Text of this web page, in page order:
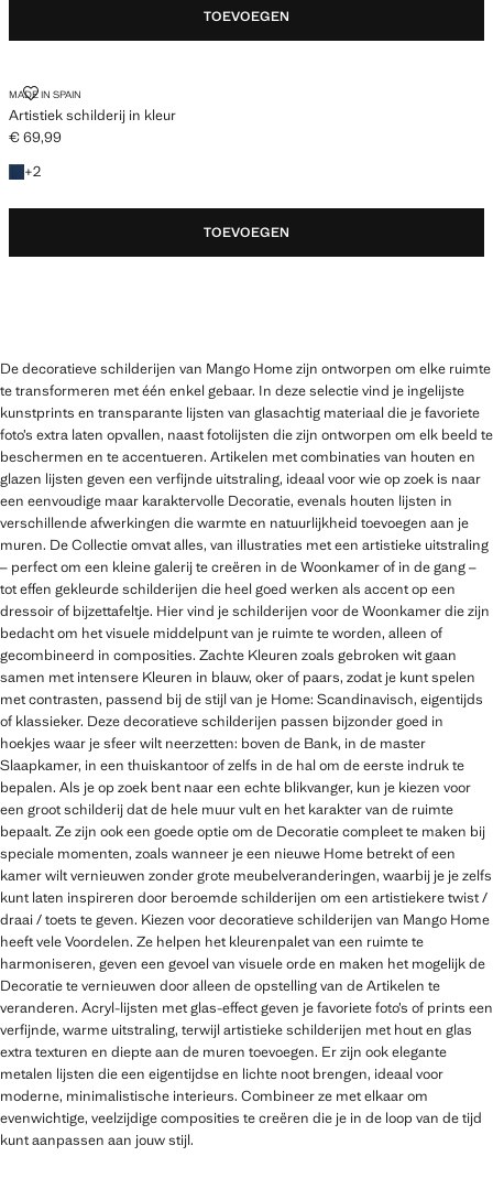
TOEVOEGEN
MADE IN SPAIN
Artistiek schilderij in kleur
ARTISTIEK SCHILDERIJ IN KLEUR
Huidige prijs [€ 69,99 ]
€ 69,99
+2
+ 2 kleuren
TOEVOEGEN
De decoratieve schilderijen van Mango Home zijn ontworpen om elke ruimte
te transformeren met één enkel gebaar. In deze selectie vind je ingelijste
kunstprints en transparante lijsten van glasachtig materiaal die je favoriete
foto’s extra laten opvallen, naast fotolijsten die zijn ontworpen om elk beeld te
beschermen en te accentueren. Artikelen met combinaties van houten en
glazen lijsten geven een verfijnde uitstraling, ideaal voor wie op zoek is naar
een eenvoudige maar karaktervolle Decoratie, evenals houten lijsten in
verschillende afwerkingen die warmte en natuurlijkheid toevoegen aan je
muren. De Collectie omvat alles, van illustraties met een artistieke uitstraling
– perfect om een kleine galerij te creëren in de Woonkamer of in de gang –
tot effen gekleurde schilderijen die heel goed werken als accent op een
dressoir of bijzettafeltje. Hier vind je schilderijen voor de Woonkamer die zijn
bedacht om het visuele middelpunt van je ruimte te worden, alleen of
gecombineerd in composities. Zachte Kleuren zoals gebroken wit gaan
samen met intensere Kleuren in blauw, oker of paars, zodat je kunt spelen
met contrasten, passend bij de stijl van je Home: Scandinavisch, eigentijds
of klassieker. Deze decoratieve schilderijen passen bijzonder goed in
hoekjes waar je sfeer wilt neerzetten: boven de Bank, in de master
Slaapkamer, in een thuiskantoor of zelfs in de hal om de eerste indruk te
bepalen. Als je op zoek bent naar een echte blikvanger, kun je kiezen voor
een groot schilderij dat de hele muur vult en het karakter van de ruimte
bepaalt. Ze zijn ook een goede optie om de Decoratie compleet te maken bij
speciale momenten, zoals wanneer je een nieuwe Home betrekt of een
kamer wilt vernieuwen zonder grote meubelveranderingen, waarbij je je zelfs
kunt laten inspireren door beroemde schilderijen om een artistiekere twist /
draai / toets te geven. Kiezen voor decoratieve schilderijen van Mango Home
heeft vele Voordelen. Ze helpen het kleurenpalet van een ruimte te
harmoniseren, geven een gevoel van visuele orde en maken het mogelijk de
Decoratie te vernieuwen door alleen de opstelling van de Artikelen te
veranderen. Acryl-lijsten met glas-effect geven je favoriete foto’s of prints een
verfijnde, warme uitstraling, terwijl artistieke schilderijen met hout en glas
extra texturen en diepte aan de muren toevoegen. Er zijn ook elegante
metalen lijsten die een eigentijdse en lichte noot brengen, ideaal voor
moderne, minimalistische interieurs. Combineer ze met elkaar om
evenwichtige, veelzijdige composities te creëren die je in de loop van de tijd
kunt aanpassen aan jouw stijl.